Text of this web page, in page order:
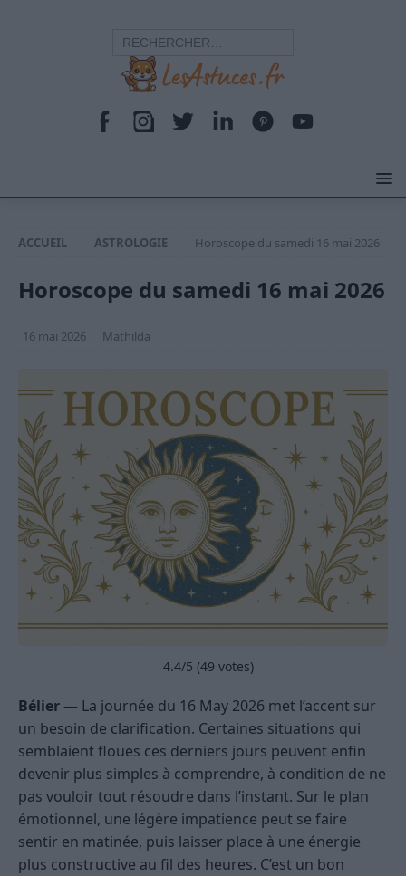
ACCUEIL ASTROLOGIE Horoscope du samedi 16 mai 2026
Horoscope du samedi 16 mai 2026
16 mai 2026 Mathilda
4.4/5 (49 votes)
Bélier — La journée du 16 May 2026 met l’accent sur
un besoin de clarification. Certaines situations qui
semblaient floues ces derniers jours peuvent enfin
devenir plus simples à comprendre, à condition de ne
pas vouloir tout résoudre dans l’instant. Sur le plan
émotionnel, une légère impatience peut se faire
sentir en matinée, puis laisser place à une énergie
plus constructive au fil des heures. C’est un bon